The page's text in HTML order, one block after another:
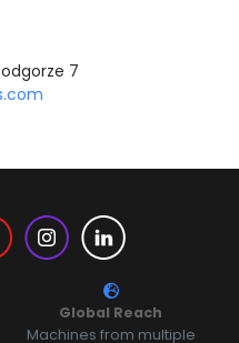
7
Global Reach
Machines from multiple